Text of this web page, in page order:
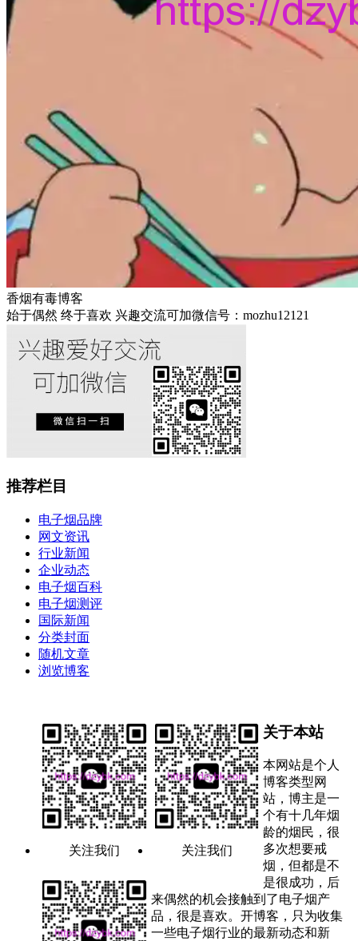
香烟有毒博客
始于偶然 终于喜欢 兴趣交流可加微信号：mozhu12121
推荐栏目
电子烟品牌
网文资讯
行业新闻
企业动态
电子烟百科
电子烟测评
国际新闻
分类封面
随机文章
浏览博客
关注我们 关注我们
关于本站
本网站是个人
博客类型网
站，博主是一
个有十几年烟
龄的烟民，很
多次想要戒
烟，但都是不
是很成功，后
来偶然的机会接触到了电子烟产
品，很是喜欢。开博客，只为收集
一些电子烟行业的最新动态和新